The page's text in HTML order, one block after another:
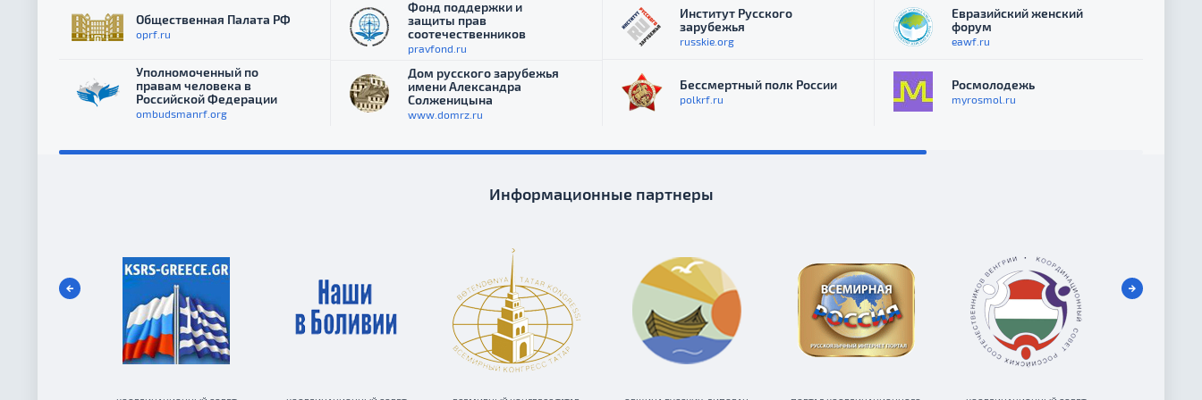
Общественная Палата РФ
oprf.ru
Уполномоченный по
правам человека в
Российской Федерации
ombudsmanrf.org
Фонд поддержки и
защиты прав
соотечественников
pravfond.ru
Дом русского зарубежья
имени Александра
Солженицына
www.domrz.ru
Институт Русского
зарубежья
russkie.org
Бессмертный полк России
polkrf.ru
Евразийский женский
форум
eawf.ru
Росмолодежь
myrosmol.ru
Информационные партнеры